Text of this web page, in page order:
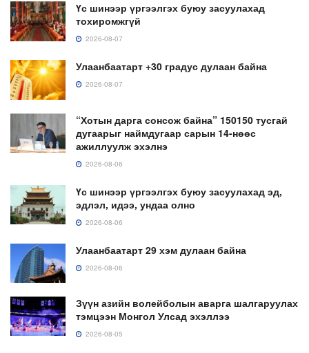
Үс шинээр үргээлгэх буюу засуулахад
тохиромжгүй
2026-08-07
Улаанбаатарт +30 градус дулаан байна
2026-08-07
“Хотын дарга сонсож байна” 150150 тусгай
дугаарыг наймдугаар сарын 14-нөөс
ажиллуулж эхэлнэ
2026-08-06
Үс шинээр үргээлгэх буюу засуулахад эд,
эдлэл, идээ, ундаа олно
2026-08-06
Улаанбаатарт 29 хэм дулаан байна
2026-08-06
Зүүн азийн волейболын аварга шалгаруулах
тэмцээн Монгол Улсад эхэллээ
2026-08-05